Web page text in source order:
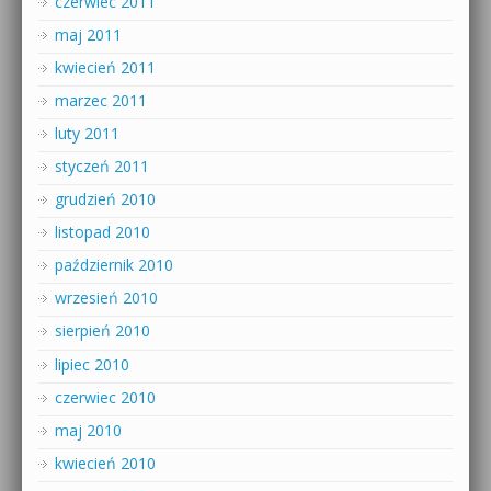
maj 2011
kwiecień 2011
marzec 2011
luty 2011
styczeń 2011
grudzień 2010
listopad 2010
październik 2010
wrzesień 2010
sierpień 2010
lipiec 2010
czerwiec 2010
maj 2010
kwiecień 2010